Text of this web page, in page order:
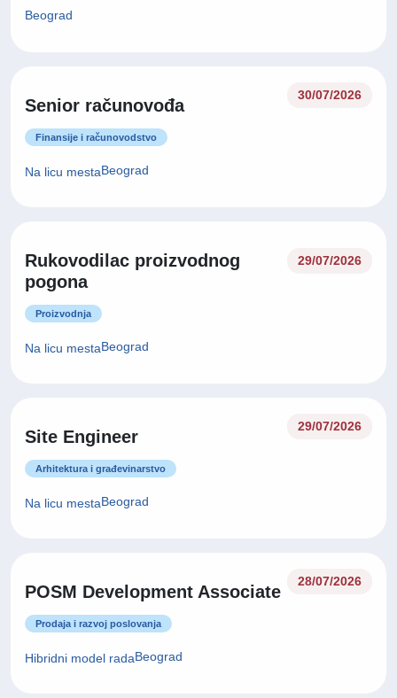
Beograd
Senior računovođa
30/07/2026
Finansije i računovodstvo
Na licu mestaBeograd
Rukovodilac proizvodnog
pogona
29/07/2026
Proizvodnja
Na licu mestaBeograd
Site Engineer
29/07/2026
Arhitektura i građevinarstvo
Na licu mestaBeograd
POSM Development Associate
28/07/2026
Prodaja i razvoj poslovanja
Hibridni model radaBeograd